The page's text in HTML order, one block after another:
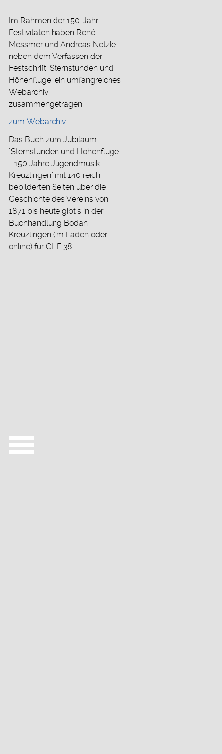
Im Rahmen der 150-Jahr-
Festivitäten haben René
Messmer und Andreas Netzle
neben dem Verfassen der
Festschrift "Sternstunden und
Höhenflüge" ein umfangreiches
Webarchiv
zusammengetragen.
zum Webarchiv
Das Buch zum Jubiläum
"Sternstunden und Höhenflüge
- 150 Jahre Jugendmusik
Kreuzlingen" mit 140 reich
bebilderten Seiten über die
Geschichte des Vereins von
1871 bis heute gibt's in der
Buchhandlung Bodan
Kreuzlingen (im Laden oder
online) für CHF 38.